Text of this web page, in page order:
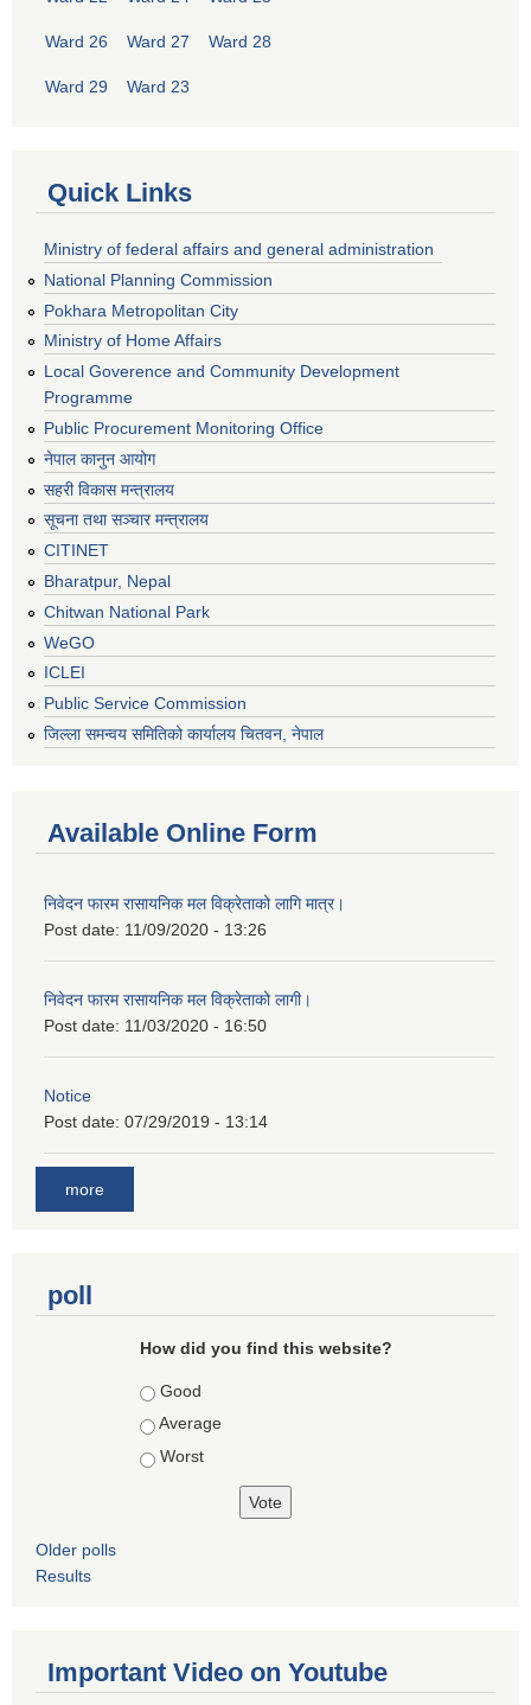
Ward 26 Ward 27 Ward 28
Ward 29 Ward 23
Quick Links
Ministry of federal affairs and general administration
National Planning Commission
Pokhara Metropolitan City
Ministry of Home Affairs
Local Goverence and Community Development
Programme
Public Procurement Monitoring Office
नेपाल कानुन आयोग
सहरी विकास मन्त्रालय
सूचना तथा सञ्चार मन्त्रालय
CITINET
Bharatpur, Nepal
Chitwan National Park
WeGO
ICLEI
Public Service Commission
जिल्ला समन्वय समितिको कार्यालय चितवन, नेपाल
Available Online Form
निवेदन फारम रासायनिक मल विक्रेताको लागि मात्र।
Post date: 11/09/2020 - 13:26
निवेदन फारम रासायनिक मल विक्रेताको लागी।
Post date: 11/03/2020 - 16:50
Notice
Post date: 07/29/2019 - 13:14
more
poll
How did you find this website?
Choices
Good
Average
Worst
Older polls
Results
Important Video on Youtube